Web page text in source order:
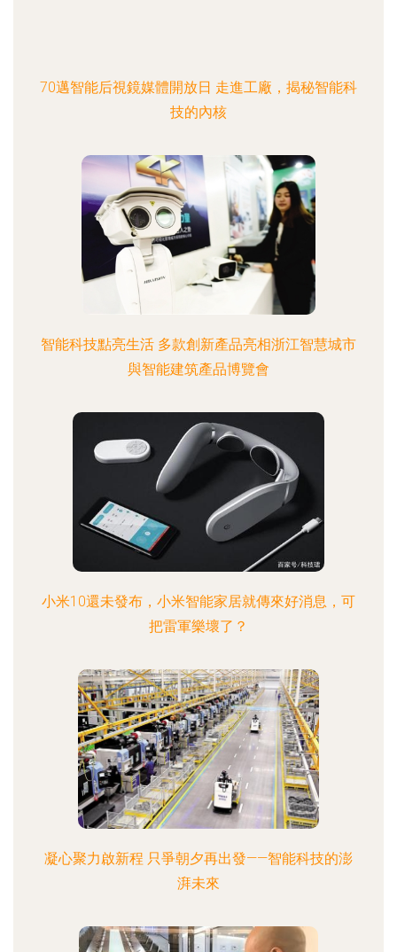
70邁智能后視鏡媒體開放日 走進工廠，揭秘智能科
技的內核
智能科技點亮生活 多款創新產品亮相浙江智慧城市
與智能建筑產品博覽會
小米10還未發布，小米智能家居就傳來好消息，可
把雷軍樂壞了？
凝心聚力啟新程 只爭朝夕再出發——智能科技的澎
湃未來